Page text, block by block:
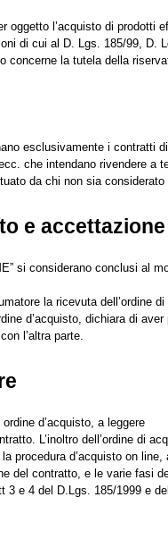
oggetto l’acquisto di
di cui al D. Lgs. 185/99,
concerne la tutela della
esclusivamente i
che intendano rivendere a
da chi non sia
e
si considerano conclusi al
la ricevuta dell’ordine
d’acquisto, dichiara di
l’altra parte.
d’acquisto, a leggere
L’inoltro dell’ordine di
procedura d’acquisto on
del contratto, e le varie fasi
e 4 del D.Lgs. 185/1999 e